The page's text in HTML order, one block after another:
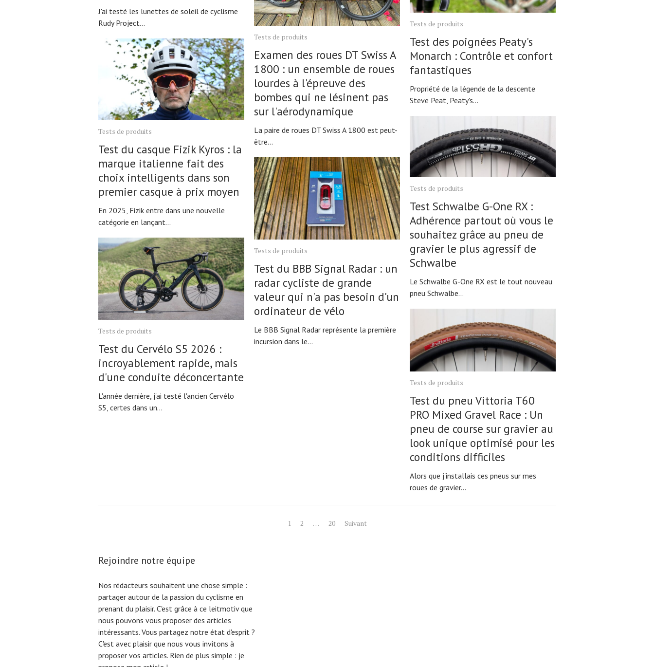
J'ai testé les lunettes de soleil de cyclisme
Rudy Project...
Tests de produits
Test du casque Fizik Kyros : la
marque italienne fait des
choix intelligents dans son
premier casque à prix moyen
En 2025, Fizik entre dans une nouvelle
catégorie en lançant...
Tests de produits
Test du Cervélo S5 2026 :
incroyablement rapide, mais
d'une conduite déconcertante
L'année dernière, j'ai testé l'ancien Cervélo
S5, certes dans un...
Tests de produits
Examen des roues DT Swiss A
1800 : un ensemble de roues
lourdes à l'épreuve des
bombes qui ne lésinent pas
sur l'aérodynamique
La paire de roues DT Swiss A 1800 est peut-
être...
Tests de produits
Test du BBB Signal Radar : un
radar cycliste de grande
valeur qui n'a pas besoin d'un
ordinateur de vélo
Le BBB Signal Radar représente la première
incursion dans le...
Tests de produits
Test des poignées Peaty's
Monarch : Contrôle et confort
fantastiques
Propriété de la légende de la descente
Steve Peat, Peaty's...
Tests de produits
Test Schwalbe G-One RX :
Adhérence partout où vous le
souhaitez grâce au pneu de
gravier le plus agressif de
Schwalbe
Le Schwalbe G-One RX est le tout nouveau
pneu Schwalbe...
Tests de produits
Test du pneu Vittoria T60
PRO Mixed Gravel Race : Un
pneu de course sur gravier au
look unique optimisé pour les
conditions difficiles
Alors que j'installais ces pneus sur mes
roues de gravier...
publications
1 2 … 20 Suivant
Rejoindre notre équipe
Nos rédacteurs souhaitent une chose simple :
partager autour de la passion du cyclisme en
prenant du plaisir. C'est grâce à ce leitmotiv que
nous pouvons vous proposer des articles
intéressants. Vous partagez notre état d'esprit ?
C'est avec plaisir que nous vous invitons à
proposer vos articles. Rien de plus simple : je